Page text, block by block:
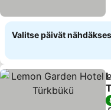
Valitse päivät